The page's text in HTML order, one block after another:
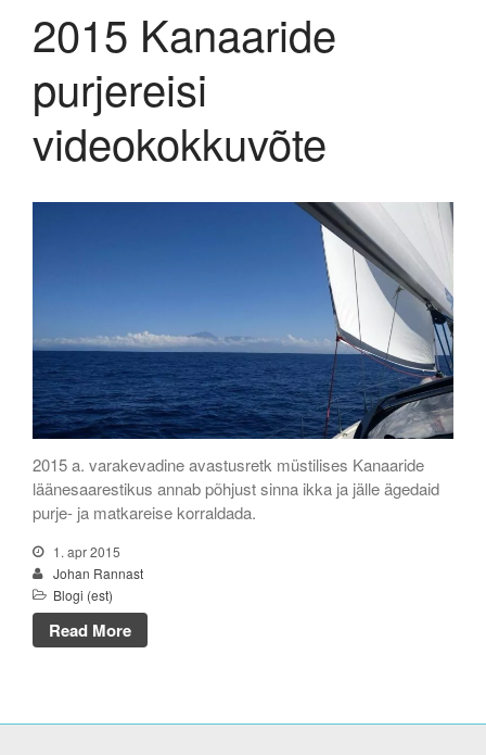
Reisitingimused
India ookeani pärl –
jaanuar 2025
aprill 2024
jaanuar 2024
november 2019
aprill 2019
oktoober 2018
märts 2018
september 2017
mai 2017
jaanuar 2017
2015 Kanaaride
purjereisi
videokokkuvõte
2015 a. varakevadine avastusretk müstilises Kanaaride
läänesaarestikus annab põhjust sinna ikka ja jälle ägedaid
purje- ja matkareise korraldada.
1. apr 2015
Johan Rannast
Blogi (est)
Read More